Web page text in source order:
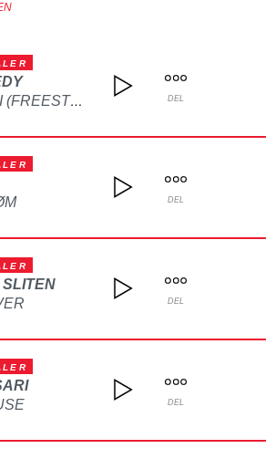
NAPOLI (FREESTYLE) DEL
DEL
DEL
DEL